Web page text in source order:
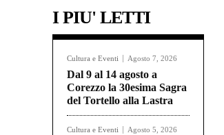
I PIU' LETTI
Cultura e Eventi Agosto 7, 2026
Dal 9 al 14 agosto a
Corezzo la 30esima Sagra
del Tortello alla Lastra
Cultura e Eventi Agosto 5, 2026